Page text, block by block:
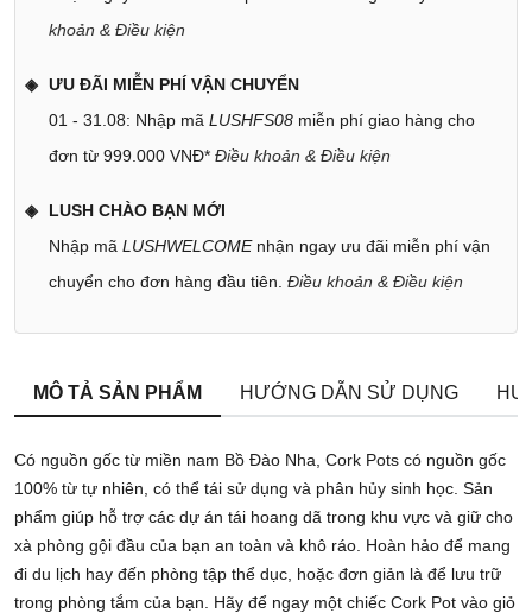
khoản & Điều kiện
ƯU ĐÃI MIỄN PHÍ VẬN CHUYỂN
01 - 31.08: Nhập mã LUSHFS08 miễn phí giao hàng cho
đơn từ 999.000 VNĐ* Điều khoản & Điều kiện
LUSH CHÀO BẠN MỚI
Nhập mã LUSHWELCOMEnhận ngay ưu đãi miễn phí vận
chuyển cho đơn hàng đầu tiên. Điều khoản & Điều kiện
MÔ TẢ SẢN PHẨM HƯỚNG DẪN SỬ DỤNG
Có nguồn gốc từ miền nam Bồ Đào Nha, Cork Pots có nguồn gốc
100% từ tự nhiên, có thể tái sử dụng và phân hủy sinh học. Sản
phẩm giúp hỗ trợ các dự án tái hoang dã trong khu vực và giữ cho
xà phòng gội đầu của bạn an toàn và khô ráo. Hoàn hảo để mang
đi du lịch hay đến phòng tập thể dục, hoặc đơn giản là để lưu trữ
trong phòng tắm của bạn. Hãy để ngay một chiếc Cork Pot vào giỏ